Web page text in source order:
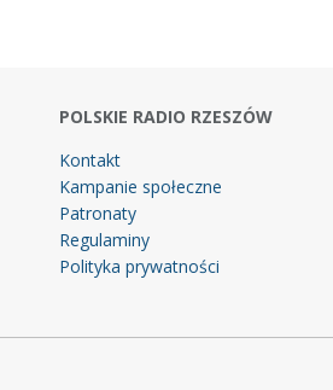
POLSKIE RADIO RZESZÓW
Kontakt
Kampanie społeczne
Patronaty
Regulaminy
Polityka prywatności